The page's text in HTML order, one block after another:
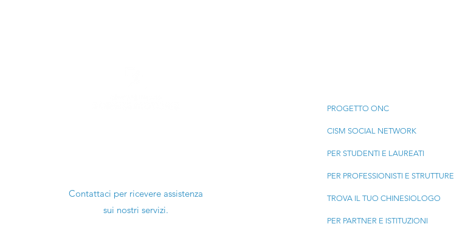
Contattaci per ricevere assistenza
sui nostri servizi.
PROGETTO ONC
CISM SOCIAL NETWORK
PER STUDENTI E LAUREATI
PER PROFESSIONISTI E STRUTTURE
TROVA IL TUO CHINESIOLOGO
PER PARTNER E ISTITUZIONI